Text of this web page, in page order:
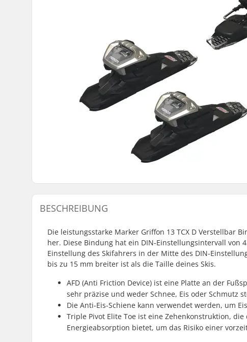
BESCHREIBUNG
Die leistungsstarke Marker Griffon 13 TCX D Verstellbar
her. Diese Bindung hat ein DIN-Einstellungsintervall
Einstellung des Skifahrers in der Mitte des DIN-
bis zu 15 mm breiter ist als die Taille deines Skis.
AFD (Anti Friction Device) ist eine Platte an der
sehr präzise und weder Schnee, Eis oder Schmutz
Die Anti-Eis-Schiene kann verwendet werden, um
Triple Pivot Elite Toe ist eine Zehenkonstruktion,
Energieabsorption bietet, um das Risiko einer